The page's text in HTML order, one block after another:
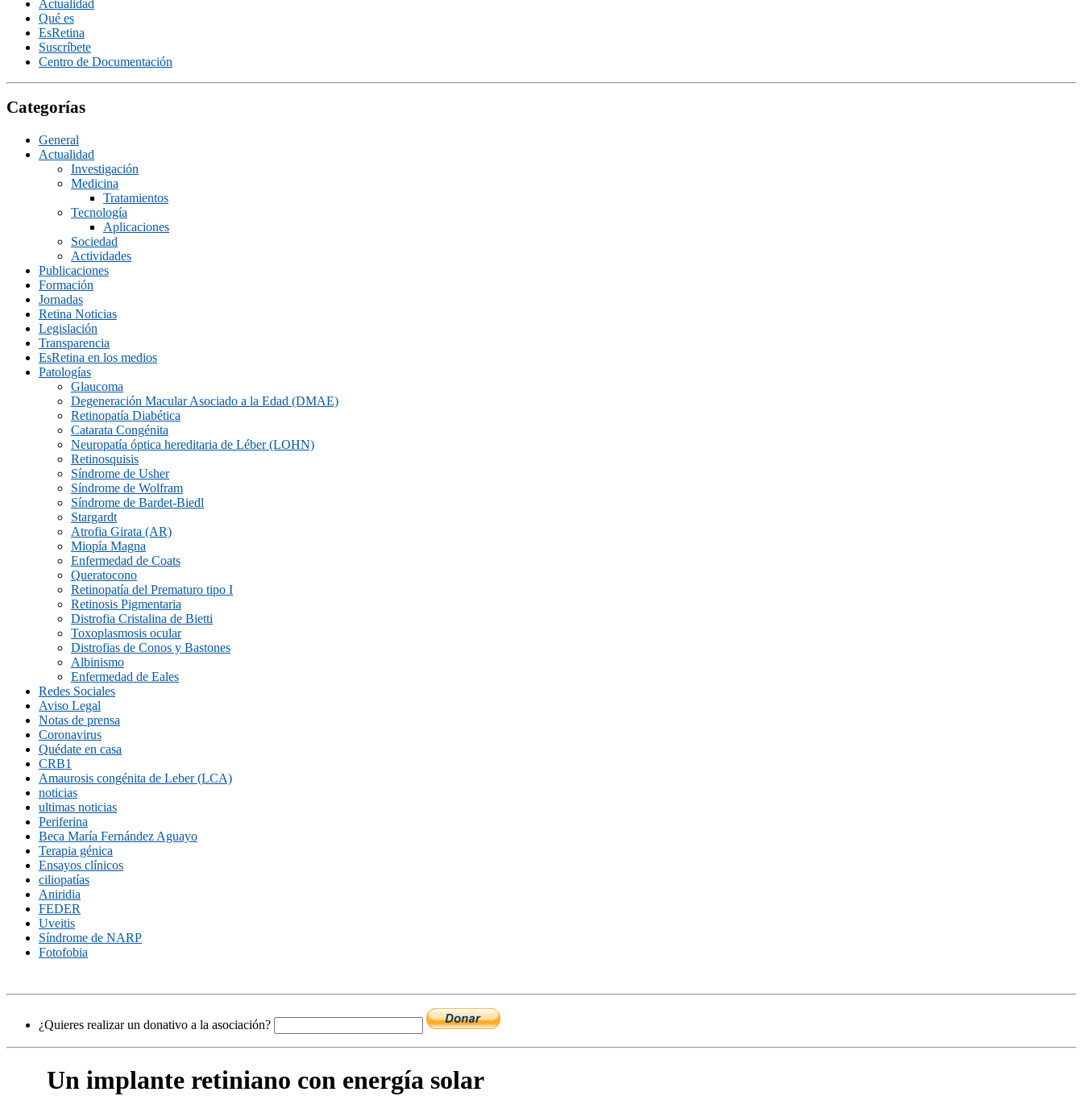
Actualidad
Qué es
EsRetina
Suscrí­bete
Centro de Documentación
Categorías
General
Actualidad
Investigación
Medicina
Tratamientos
Tecnologí­a
Aplicaciones
Sociedad
Actividades
Publicaciones
Formación
Jornadas
Retina Noticias
Legislación
Transparencia
EsRetina en los medios
Patologías
Glaucoma
Degeneración Macular Asociado a la Edad (DMAE)
Retinopatía Diabética
Catarata Congénita
Neuropatí­a óptica hereditaria de Léber (LOHN)
Retinosquisis
Síndrome de Usher
Síndrome de Wolfram
Síndrome de Bardet-Biedl
Stargardt
Atrofia Girata (AR)
Miopía Magna
Enfermedad de Coats
Queratocono
Retinopatí­a del Prematuro tipo I
Retinosis Pigmentaria
Distrofia Cristalina de Bietti
Toxoplasmosis ocular
Distrofias de Conos y Bastones
Albinismo
Enfermedad de Eales
Redes Sociales
Aviso Legal
Notas de prensa
Coronavirus
Quédate en casa
CRB1
Amaurosis congénita de Leber (LCA)
noticias
ultimas noticias
Periferina
Beca María Fernández Aguayo
Terapia génica
Ensayos clínicos
ciliopatías
Aniridia
FEDER
Uveitis
Síndrome de NARP
Fotofobia
¿Quieres realizar un donativo a la asociación?
Un implante retiniano con energí­a solar